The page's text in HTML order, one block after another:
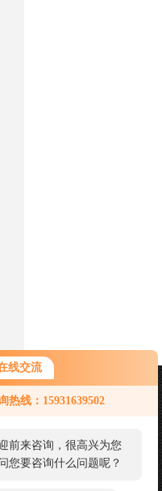
线交流
热线：15931639502
前来咨询，很高兴为您
您要咨询什么问题呢？
停留很久了，是否找到
，您可以直接在线与我